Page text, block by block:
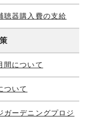
聴器購入費の支給
間について
ついて
ガーデニングプロジ